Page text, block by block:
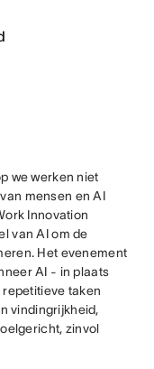
we werken niet
mensen en AI
Innovation
van AI om de
Het evenement
AI - in plaats
taken
vindingrijkheid,
zinvol